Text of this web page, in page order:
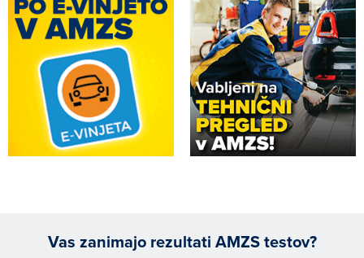
Vas zanimajo rezultati AMZS testov?